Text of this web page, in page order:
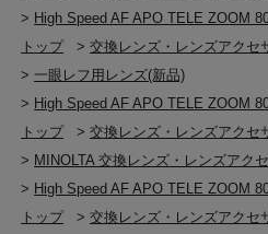
> High Speed AF APO TELE ZOOM
トップ
>交換レンズ・レンズアクセ
>一眼レフ用レンズ(新品)
> High Speed AF APO TELE ZOOM
トップ
>交換レンズ・レンズアクセ
> MINOLTA 交換レンズ・レンズアク
> High Speed AF APO TELE ZOOM
トップ
>交換レンズ・レンズアクセ